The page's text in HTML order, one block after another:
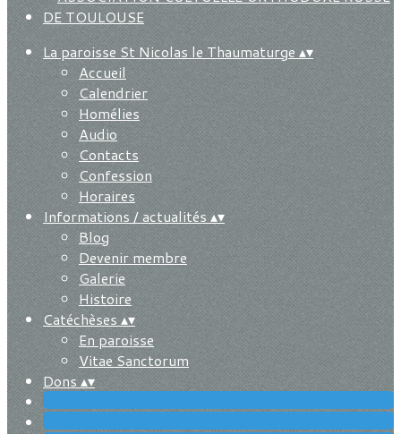
La paroisse St Nicolas le Thaumaturge▴▾
Accueil
Calendrier
Homélies
Audio
Contacts
Confession
Horaires
Informations / actualités▴▾
Blog
Devenir membre
Galerie
Histoire
Catéchèses▴▾
En paroisse
Vitae Sanctorum
Dons▴▾